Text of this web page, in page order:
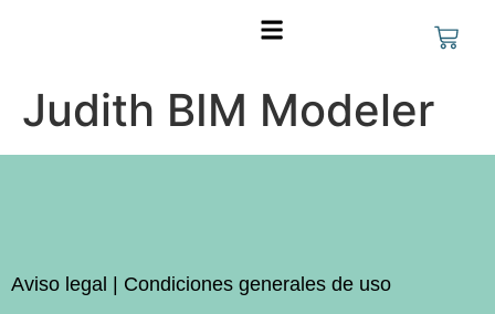
Judith BIM Modeler
Aviso legal | Condiciones generales de uso